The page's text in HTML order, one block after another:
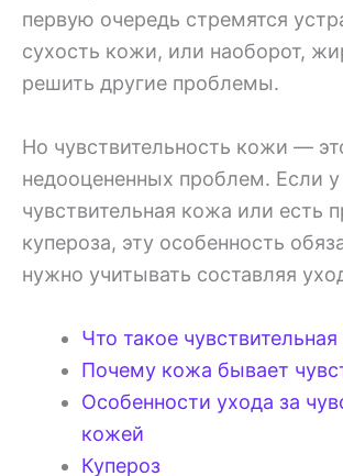
первую очередь стремятся
сухость кожи, или наоборот,
решить другие проблемы.
Но чувствительность кожи —
недооцененных проблем. Если у
чувствительная кожа или есть
купероза, эту особенность
нужно учитывать составляя
Что такое
Почему кожа бывает
Особенности ухода за
кожей
Купероз